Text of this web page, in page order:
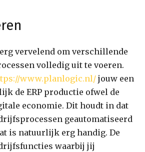
vervelend om verschillende
volledig uit te voeren.
www.planlogic.nl/ jouw een
de ERP productie ofwel de
economie. Dit houdt in dat
geautomatiseerd
is natuurlijk erg handig. De
waarbij jij